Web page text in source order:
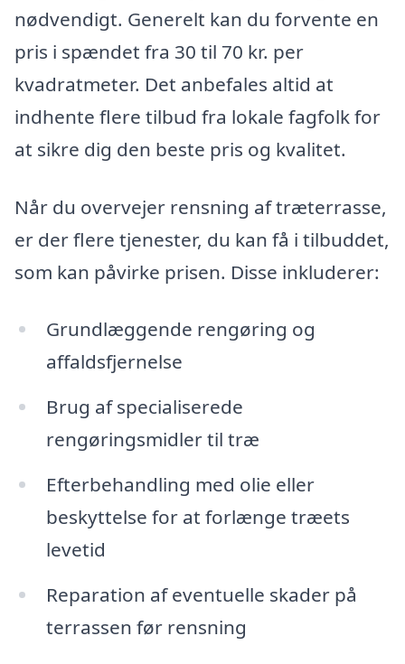
nødvendigt. Generelt kan du forvente en
pris i spændet fra 30 til 70 kr. per
kvadratmeter. Det anbefales altid at
indhente flere tilbud fra lokale fagfolk for
at sikre dig den beste pris og kvalitet.
Når du overvejer rensning af træterrasse,
er der flere tjenester, du kan få i tilbuddet,
som kan påvirke prisen. Disse inkluderer:
Grundlæggende rengøring og
affaldsfjernelse
Brug af specialiserede
rengøringsmidler til træ
Efterbehandling med olie eller
beskyttelse for at forlænge træets
levetid
Reparation af eventuelle skader på
terrassen før rensning